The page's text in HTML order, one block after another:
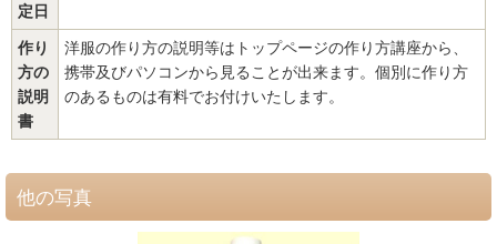
定日
作り
方の
説明
書
洋服の作り方の説明等はトップページの作り方講座から、
携帯及びパソコンから見ることが出来ます。個別に作り方
のあるものは有料でお付けいたします。
他の写真